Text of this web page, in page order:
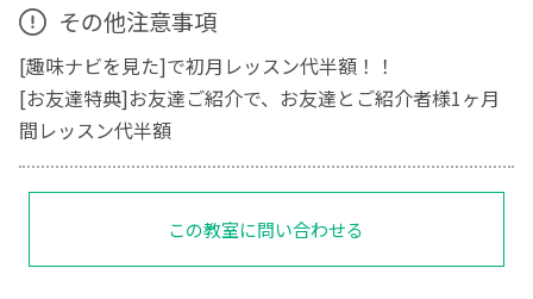
その他注意事項
[趣味ナビを見た]で初月レッスン代半額！！
[お友達特典]お友達ご紹介で、お友達とご紹介者様1ヶ月
間レッスン代半額
この教室に問い合わせる